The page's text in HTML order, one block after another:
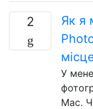
2
Як я
У
Mac.